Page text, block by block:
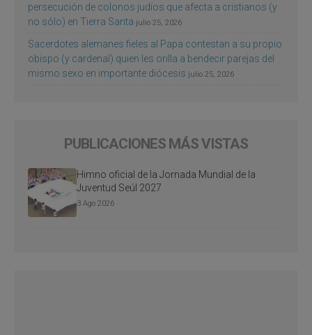
persecución de colonos judíos que afecta a cristianos (y
no sólo) en Tierra Santa julio 25, 2026
Sacerdotes alemanes fieles al Papa contestan a su propio
obispo (y cardenal) quien les orilla a bendecir parejas del
mismo sexo en importante diócesis julio 25, 2026
PUBLICACIONES MÁS VISTAS
Himno oficial de la Jornada Mundial de la
Juventud Seúl 2027
3 Ago 2026